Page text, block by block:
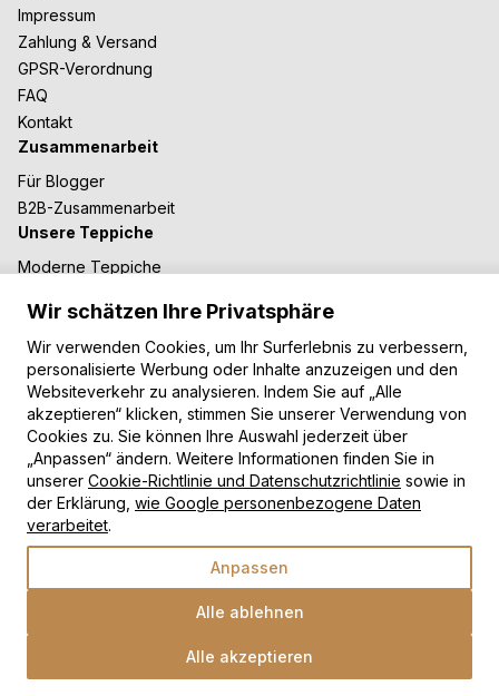
Wähle eine Option
Impressum
Zahlung & Versand
GPSR-Verordnung
FAQ
Kontakt
Zusammenarbeit
Für Blogger
B2B-Zusammenarbeit
Unsere Teppiche
Moderne Teppiche
Shaggy Teppiche
Kinderteppiche
Zahlungsarten
Copyright © 2026 TAPISO
Wir schätzen Ihre Privatsphäre
Wir verwenden Cookies, um Ihr Surferlebnis zu verbessern,
personalisierte Werbung oder Inhalte anzuzeigen und den
Websiteverkehr zu analysieren. Indem Sie auf „Alle
akzeptieren“ klicken, stimmen Sie unserer Verwendung von
Cookies zu. Sie können Ihre Auswahl jederzeit über
„Anpassen“ ändern. Weitere Informationen finden Sie in
unserer Cookie-Richtlinie und Datenschutzrichtlinie sowie in
der Erklärung, wie Google personenbezogene Daten
verarbeitet.
Anpassen
Alle ablehnen
Alle akzeptieren